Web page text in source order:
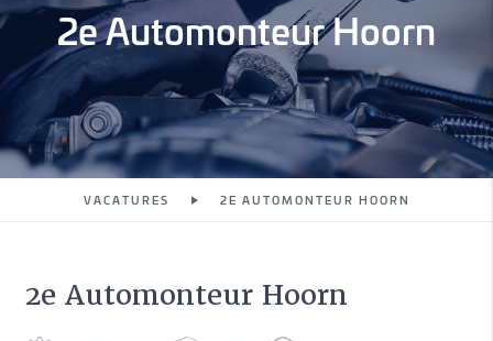
2e Automonteur Hoorn
VACATURES 2E AUTOMONTEUR HOORN
2e Automonteur Hoorn